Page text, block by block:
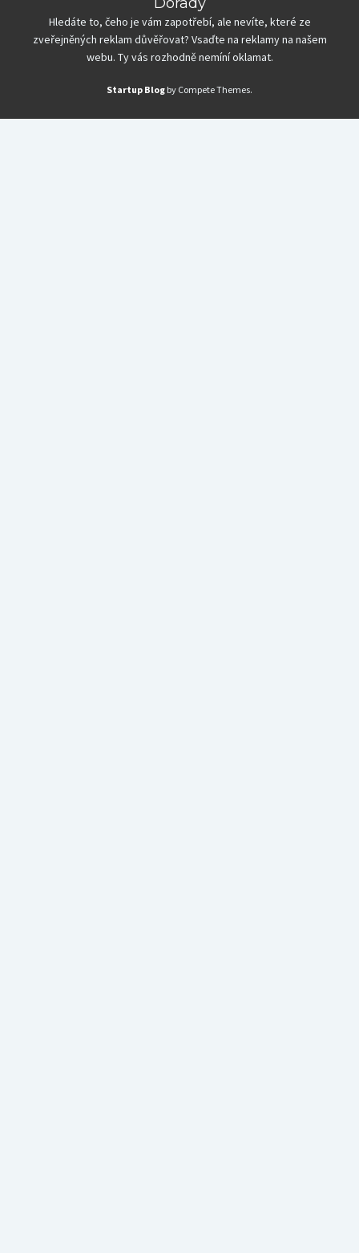
Hledáte to, čeho je vám zapotřebí, ale nevíte, které ze
zveřejněných reklam důvěřovat? Vsaďte na reklamy na našem
webu. Ty vás rozhodně nemíní oklamat.
Startup Blog by Compete Themes.